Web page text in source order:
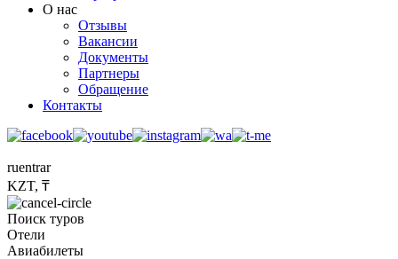
О нас
Отзывы
Вакансии
Документы
Партнеры
Обращение
Контакты
ruentrar
KZT, ₸
Поиск туров
Отели
Авиабилеты